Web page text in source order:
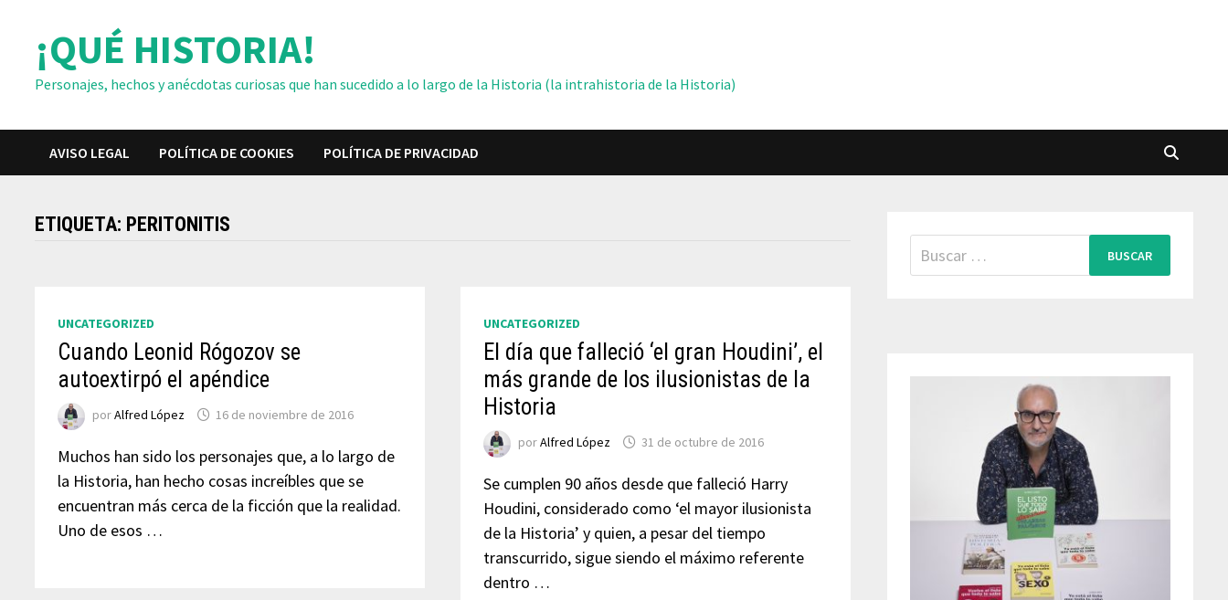
contenido¡QUÉ HISTORIA!
Personajes, hechos y anécdotas curiosas que han sucedido a lo largo de la Historia (la intrahistoria de la Historia)
AVISO LEGAL POLÍTICA DE COOKIES POLÍTICA DE PRIVACIDAD
ETIQUETA: PERITONITIS
UNCATEGORIZED
Cuando Leonid Rógozov se
autoextirpó el apéndice
porAlfred López 16 de noviembre de 2016
Muchos han sido los personajes que, a lo largo de
la Historia, han hecho cosas increíbles que se
encuentran más cerca de la ficción que la realidad.
Uno de esos …
UNCATEGORIZED
El día que falleció ‘el gran Houdini’, el
más grande de los ilusionistas de la
Historia
porAlfred López 31 de octubre de 2016
Se cumplen 90 años desde que falleció Harry
Houdini, considerado como ‘el mayor ilusionista
de la Historia’ y quien, a pesar del tiempo
transcurrido, sigue siendo el máximo referente
dentro …
Buscar: